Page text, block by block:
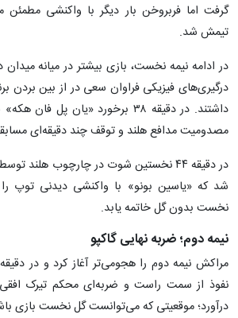
گرفت اما فربروخن بار دیگر با واکنشی مطمئن
تیمش شد.
در ادامه نیمه نخست، بازی بیشتر در میانه
درگیری‌های فیزیکی فراوان سعی در از بین بردن
داشتند. در دقیقه ۳۸ برخورد «یان
مصدومیت مدافع هلند و توقف چند دقیقه‌ای
در دقیقه ۴۴ نخستین شوت در چارچوب
شد که «یاسین بونو» با واکنشی دیدنی توپ را
نخست بدون گل خاتمه یابد.
نیمه دوم؛ ضربه نهایی گاکپو
نفوذ از سمت راست و ضربه‌ای محکم تیرک افقی
درآورد؛ موقعیتی که می‌توانست گل نخست بازی